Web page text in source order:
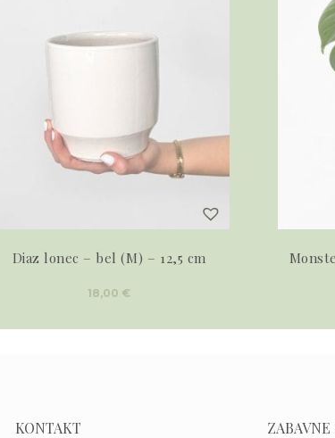
Diaz lonec – bel (M) – 12,5 cm
18,00 €
KONTAKT ZABAVNE